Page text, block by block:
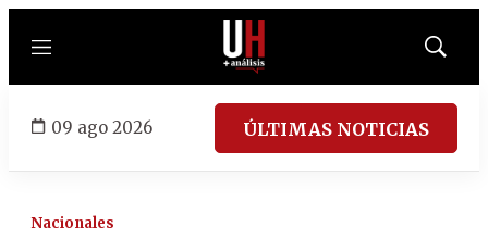
Menú
Mostrar
09 ago 2026 ÚLTIMAS NOTICIAS
Nacionales